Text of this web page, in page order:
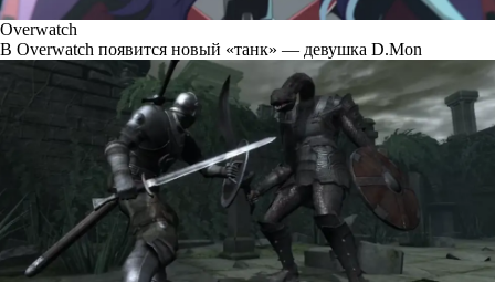
Overwatch
В Overwatch появится новый «танк» — девушка D.Mon